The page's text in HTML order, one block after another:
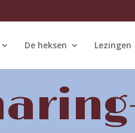
De heksen Lezingen